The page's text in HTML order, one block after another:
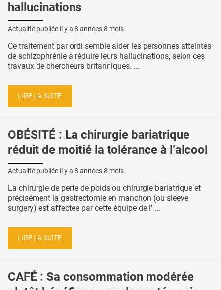
hallucinations
Actualité publiée il y a 8 années 8 mois
Ce traitement par ordi semble aider les personnes atteintes
de schizophrénie à réduire leurs hallucinations, selon ces
travaux de chercheurs britanniques. ...
LIRE LA SUITE
OBÉSITÉ : La chirurgie bariatrique
réduit de moitié la tolérance à l’alcool
Actualité publiée il y a 8 années 8 mois
La chirurgie de perte de poids ou chirurgie bariatrique et
précisément la gastrectomie en manchon (ou sleeve
surgery) est affectée par cette équipe de l’ ...
LIRE LA SUITE
CAFÉ : Sa consommation modérée